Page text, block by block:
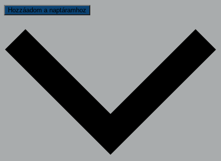
Hozzáadom a naptáramhoz